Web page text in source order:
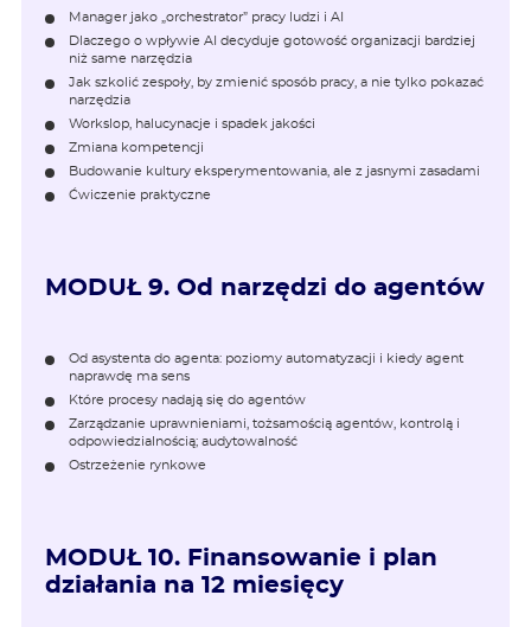
Manager jako „orchestrator” pracy ludzi i AI
Dlaczego o wpływie AI decyduje gotowość organizacji bardziej
niż same narzędzia
Jak szkolić zespoły, by zmienić sposób pracy, a nie tylko pokazać
narzędzia
Workslop, halucynacje i spadek jakości
Zmiana kompetencji
Budowanie kultury eksperymentowania, ale z jasnymi zasadami
Ćwiczenie praktyczne
MODUŁ 9. Od narzędzi do agentów
Od asystenta do agenta: poziomy automatyzacji i kiedy agent
naprawdę ma sens
Które procesy nadają się do agentów
Zarządzanie uprawnieniami, tożsamością agentów, kontrolą i
odpowiedzialnością; audytowalność
Ostrzeżenie rynkowe
MODUŁ 10. Finansowanie i plan
działania na 12 miesięcy